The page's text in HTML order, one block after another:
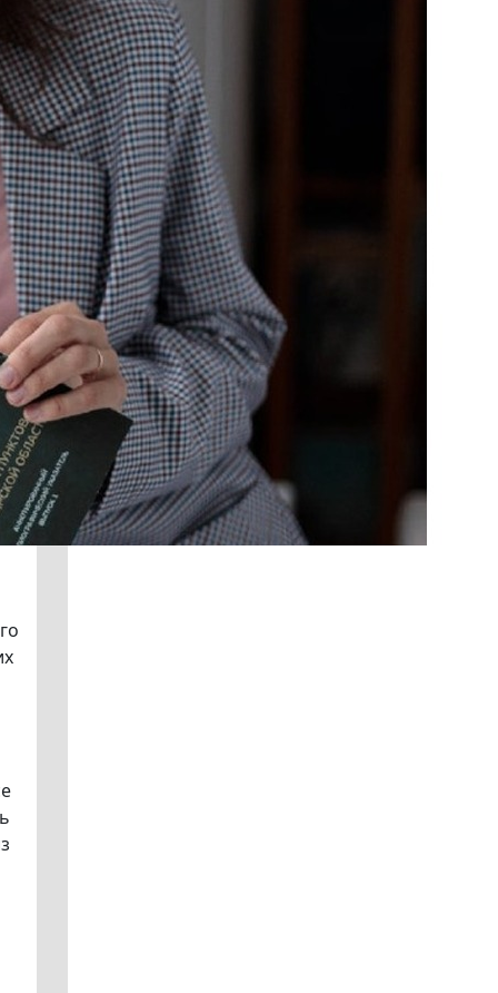
поможет школьникам с
выбором актуальной профессии
5 августа 2026
НГПУ ждет первокурсников на
собрания по зачислению
4 августа 2026